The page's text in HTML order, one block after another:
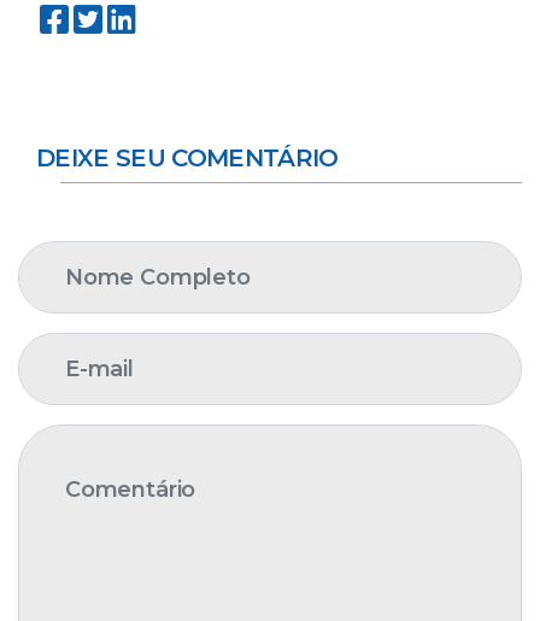
DEIXE SEU COMENTÁRIO